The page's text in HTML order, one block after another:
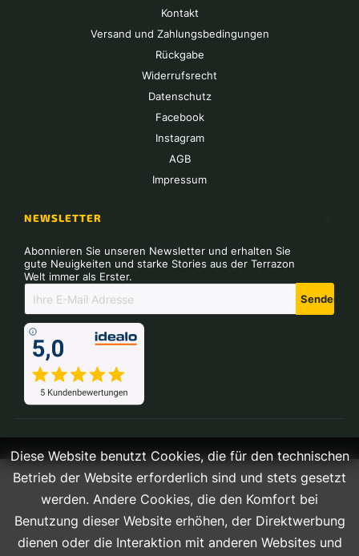
Kontakt
Versand und Zahlungsbedingungen
Rückgabe
Widerrufsrecht
Datenschutz
Facebook
Instagram
AGB
Impressum
NEWSLETTER
Abonnieren Sie unseren Newsletter und erhalten Sie
gute Neuigkeiten und starke Stories aus der Terrazon
Welt immer als Erster.
Senden
Diese Website benutzt Cookies, die für den technischen
Betrieb der Website erforderlich sind und stets gesetzt
werden. Andere Cookies, die den Komfort bei
Benutzung dieser Website erhöhen, der Direktwerbung
dienen oder die Interaktion mit anderen Websites und